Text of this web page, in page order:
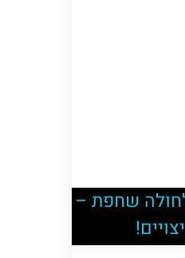
שחפת –